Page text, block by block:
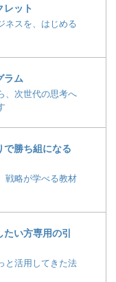
レット
ネスを、はじめる
ラム
、次世代の思考へ
で勝ち組になる
戦略が学べる教材
い方専用の引
と活用してきた法